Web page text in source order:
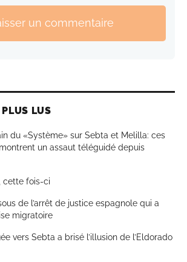
un commentaire
LUS
du «Système» sur Sebta et Melilla: ces
un assaut téléguidé depuis
cette fois-ci
de l’arrêt de justice espagnole qui a
migratoire
vers Sebta a brisé l’illusion de l’Eldorado